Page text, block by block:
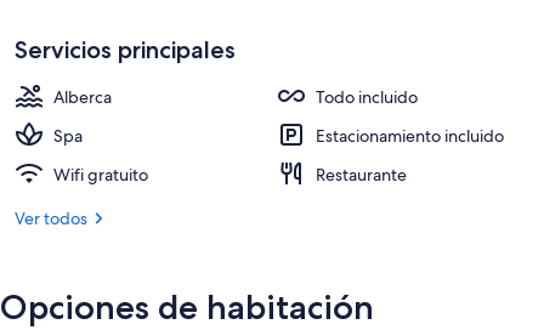
Alberca al aire libre, sombrillas en la
Servicios principales
Alberca
Todo incluido
Spa
Estacionamiento incluido
Wifi gratuito
Restaurante
Ver todos
Opciones de habitación